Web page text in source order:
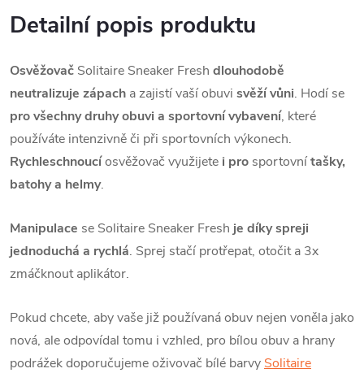
Detailní popis produktu
Osvěžovač Solitaire Sneaker Fresh dlouhodobě
neutralizuje zápach a zajistí vaší obuvi svěží vůni. Hodí se
pro všechny druhy obuvi a sportovní vybavení, které
používáte intenzivně či při sportovních výkonech.
Rychleschnoucíosvěžovač využijete i pro sportovnítašky,
batohy a helmy.
Manipulace se Solitaire Sneaker Fresh je díky spreji
jednoduchá a rychlá. Sprej stačí protřepat, otočit a 3x
zmáčknout aplikátor.
Pokud chcete, aby vaše již používaná obuv nejen voněla jako
nová, ale odpovídal tomu i vzhled, pro bílou obuv a hrany
podrážek doporučujeme oživovač bílé barvy Solitaire